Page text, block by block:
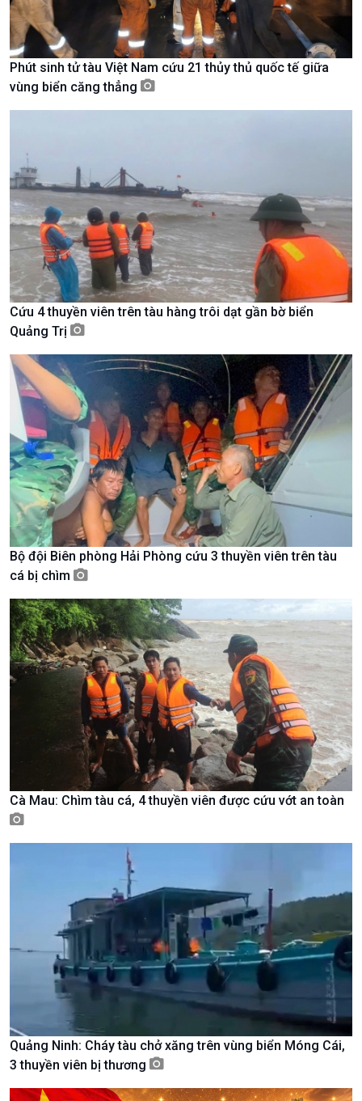
Xã hội
Tin Đời sống & Xã hội
360 độ Sức khỏe
Chuyển đổi Xanh
Tài nguyên và Môi trường
Xã hội chuyển động
Bước chân đến trường
Khoa học & Công nghệ
Tin Khoa học & Công nghệ
Kết nối công nghệ
Sống chung với biến đổi
Văn hoá & Du lịch
Tin Văn hoá & Du lịch
Chát với người nổi tiếng
Câu chuyện Thể thao
Multimedia
Ảnh
Video
Infographic
E-Magazine
Podcast
Bình luận
Câu chuyện thời sự
Phút sinh tử tàu Việt Nam cứu 21 thủy thủ quốc tế giữa
vùng biển căng thẳng
Cứu 4 thuyền viên trên tàu hàng trôi dạt gần bờ biển
Quảng Trị
Bộ đội Biên phòng Hải Phòng cứu 3 thuyền viên trên tàu
cá bị chìm
Cà Mau: Chìm tàu cá, 4 thuyền viên được cứu vớt an toàn
Quảng Ninh: Cháy tàu chở xăng trên vùng biển Móng Cái,
3 thuyền viên bị thương